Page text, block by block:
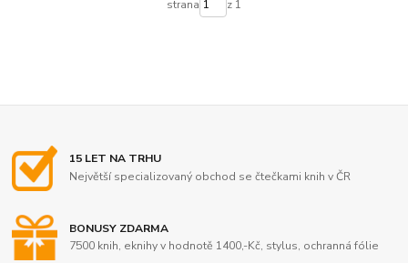
strana z 1
15 LET NA TRHU
Největší specializovaný obchod se čtečkami knih v ČR
BONUSY ZDARMA
7500 knih, eknihy v hodnotě 1400,-Kč, stylus, ochranná fólie